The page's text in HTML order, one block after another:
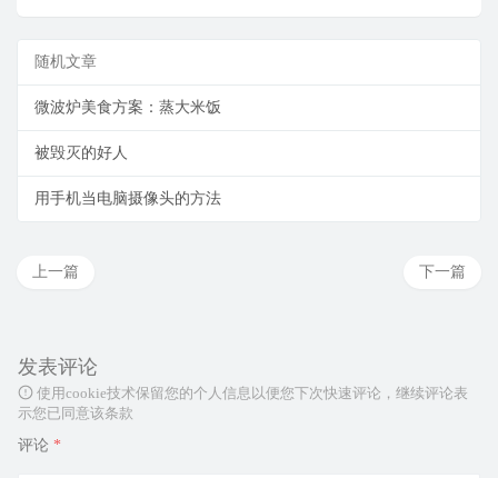
随机文章
微波炉美食方案：蒸大米饭
被毁灭的好人
用手机当电脑摄像头的方法
下一篇
上一篇
发表评论
使用cookie技术保留您的个人信息以便您下次快速评论，继续评论表
示您已同意该条款
评论 *